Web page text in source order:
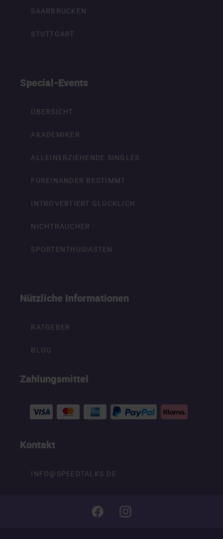
SAARBRÜCKEN
STUTTGART
Special-Events
ÜBERSICHT
AKADEMIKER
ALLEINERZIEHENDE SINGLES
FÜREINANDER BESTIMMT
INTROVERTIERT GLÜCKLICH
NICHTRAUCHER
SPORTENTHUSIASTEN
Nützliche Informationen
RATGEBER
BLOG
Zahlungsmittel
Kontakt
INFO@SPEEDTALKS.DE